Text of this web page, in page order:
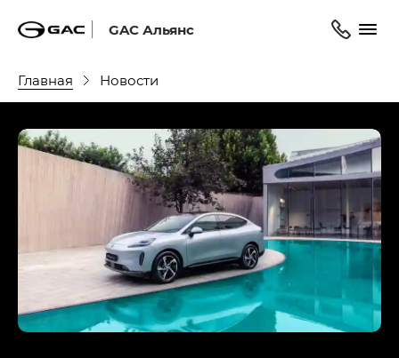
GAC Альянс
Главная Новости